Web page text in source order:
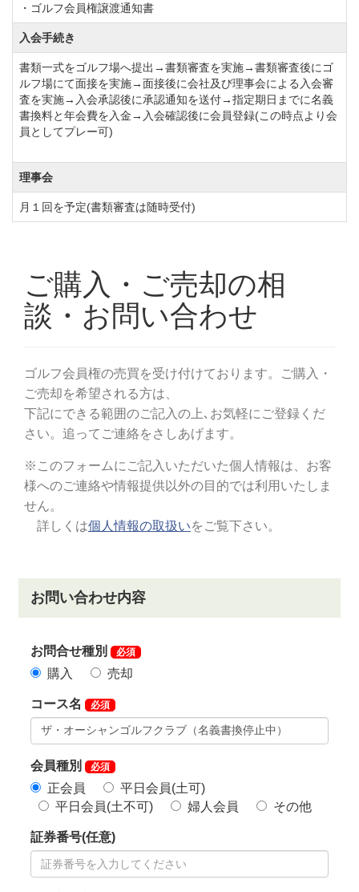
ザ・オーシャンゴルフクラブは戦略的なレイアウトと
コースを彩る四季折々の草花が美しい景観が魅力のゴ
ルフ場です。
設計の妙が随所に感じられるコースは初心者はもちろ
ん、アベレージゴルファーや上級プレーヤーまでレベ
ルに応じてお楽しみ頂けます。
関東近郊のゴルフ場でホームコースをお考えの方やゴ
ルフを一緒に楽しめるお仲間をご希望の方、リゾート
気分を満喫したいゴルファーにもお勧めのコースで
売却・相場情報の詳細をご希望の方もこの機会にお気
軽にお問合せください。
「日立ゴルフクラブ」 「グランドスラムカントリーク
ラブ」 「高萩カントリークラブ」
トリー倶楽部」 「茨城パシフィックカントリー倶楽
◆交通機関
・自動車でお越しの場合
常磐自動車道「水戸IC」から約38分で来場可能。
JR常磐線「小木津駅」下車、タクシーご利用で約7
JR常磐線「日立駅」下車、タクシーで約25分。
・ゴルフ会員権譲渡通知書
入会手続き
書類一式をゴルフ場へ提出→書類審査を実施→書類審査後にゴ
ルフ場にて面接を実施→面接後に会社及び理事会による入会審
査を実施→入会承認後に承認通知を送付→指定期日までに名義
書換料と年会費を入金→入会確認後に会員登録(この時点より会
員としてプレー可)
理事会
月１回を予定(書類審査は随時受付)